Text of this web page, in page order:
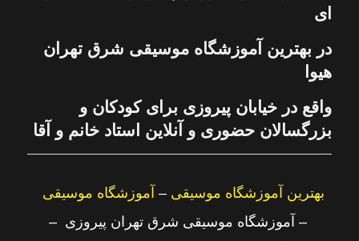
ای
در بهترین آموزشگاه موسیقی شرق تهران
هیوا
واقع در خیابان پیروزی برای کودکان و
بزرگسالان حضوری و آنلاین استاد خانم و آقا
آموزشگاه موسیقی – بهترین آموزشگاه موسیقی
– آموزشگاه موسیقی شرق تهران پیروزی –